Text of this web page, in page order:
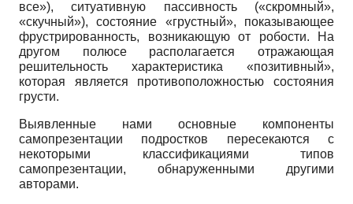
все»), ситуативную пассивность («скромный»,
«скучный»), состояние «грустный», показывающее
фрустрированность, возникающую от робости. На
другом полюсе располагается отражающая
решительность характеристика «позитивный»,
которая является противоположностью состояния
грусти.
Выявленные нами основные компоненты
самопрезентации подростков пересекаются с
некоторыми классификациями типов
самопрезентации, обнаруженными другими
авторами.